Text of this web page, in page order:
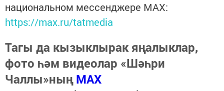
национальном мессенджере MАХ:
https://max.ru/tatmedia
Тагы да кызыклырак яңалыклар,
фото һәм видеолар «Шәһри
Чаллы»ныңMAX